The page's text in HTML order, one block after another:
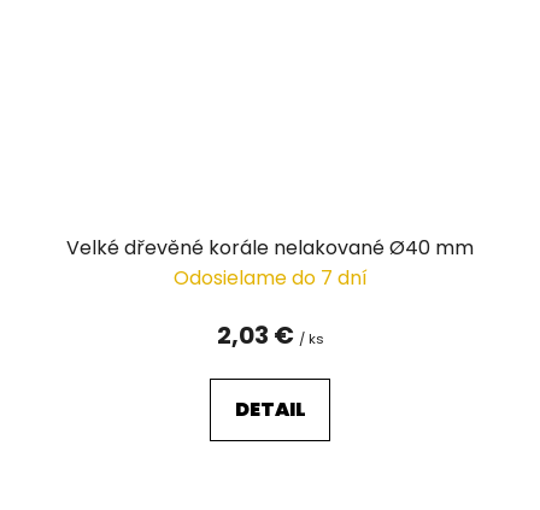
Velké dřevěné korále nelakované Ø40 mm
Odosielame do 7 dní
2,03 € / ks
DETAIL